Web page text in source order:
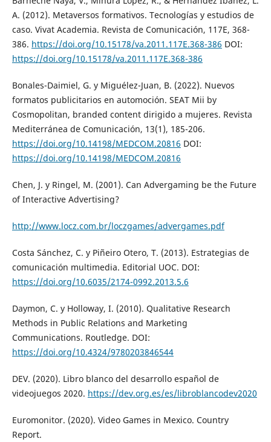
A. (2012). Metaversos formativos. Tecnologías y estudios de
caso. Vivat Academia. Revista de Comunicación, 117E, 368-
386. https://doi.org/10.15178/va.2011.117E.368-386 DOI:
https://doi.org/10.15178/va.2011.117E.368-386
Bonales-Daimiel, G. y Miguélez-Juan, B. (2022). Nuevos
formatos publicitarios en automoción. SEAT Mii by
Cosmopolitan, branded content dirigido a mujeres. Revista
Mediterránea de Comunicación, 13(1), 185-206.
https://doi.org/10.14198/MEDCOM.20816 DOI:
https://doi.org/10.14198/MEDCOM.20816
Chen, J. y Ringel, M. (2001). Can Advergaming be the Future
of Interactive Advertising?
http://www.locz.com.br/loczgames/advergames.pdf
Costa Sánchez, C. y Piñeiro Otero, T. (2013). Estrategias de
comunicación multimedia. Editorial UOC. DOI:
https://doi.org/10.6035/2174-0992.2013.5.6
Daymon, C. y Holloway, I. (2010). Qualitative Research
Methods in Public Relations and Marketing
Communications. Routledge. DOI:
https://doi.org/10.4324/9780203846544
DEV. (2020). Libro blanco del desarrollo español de
videojuegos 2020. https://dev.org.es/es/libroblancodev2020
Euromonitor. (2020). Video Games in Mexico. Country
Report.